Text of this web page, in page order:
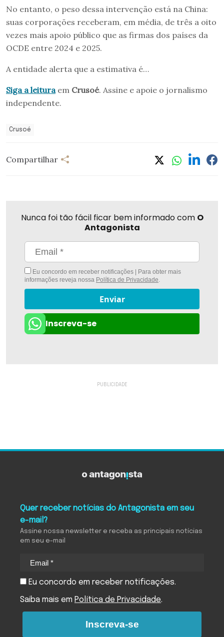
No entanto, o peso dessa intervenção está na China:
suas corporações receberam, em média, de três a oito
vezes mais apoio público que as firmas dos países da
OCDE entre 2024 e 2025.
A entidade alerta que a estimativa é…
Siga a leituraem Crusoé. Assine e apoie o jornalismo
independente.
Crusoé
Compartilhar
Nunca foi tão fácil ficar bem informado com O
Antagonista
Eu concordo em receber notificações | Para obter mais
informações reveja nossa Política de Privacidade.
Enviar
Inscreva-se
Quer receber notícias do Antagonista em seu
e-mail?
Assine nossa newsletter e receba as principais notícias
em seu e-mail
Eu concordo em receber notificações.
Saiba mais em Política de Privacidade.
Inscreva-se